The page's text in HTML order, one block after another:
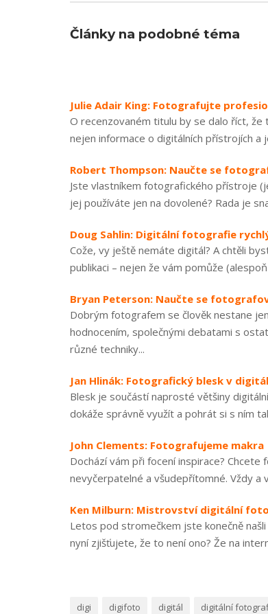
Články na podobné téma
Julie Adair King: Fotografujte
O recenzovaném titulu by se dalo říct,
nejen informace o digitálních přístrojích a
Robert Thompson: Naučte se
Jste vlastníkem fotografického přístroje
jej používáte jen na dovolené? Rada je
Doug Sahlin: Digitální fotografie
Cože, vy ještě nemáte digitál? A chtěli
publikaci – nejen že vám pomůže
Bryan Peterson: Naučte se
Dobrým fotografem se člověk nestane
hodnocením, společnými debatami s
různé techniky...
Jan Hlinák: Fotografický blesk v
Blesk je součástí naprosté většiny
dokáže správně využít a pohrát si s ním
John Clements: Fotografujeme makra
Dochází vám při focení inspirace?
nevyčerpatelné a všudepřítomné. Vždy a
Ken Milburn: Mistrovství digitální
Letos pod stromečkem jste konečně
nyní zjišťujete, že to není ono? Že na
digi digifoto digitál digitální